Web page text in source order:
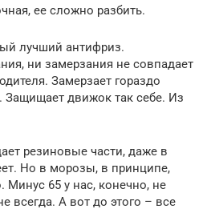
ее сложно разбить.
лучший антифриз.
ни замерзания не совпадает
Замерзает гораздо
Защищает движок так себе. Из
резиновые части, даже в
Но в морозы, в принципе,
65 у нас, конечно, не
всегда. А вот до этого – все